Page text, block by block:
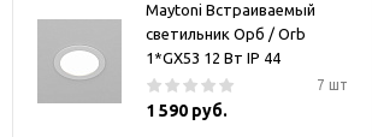
Maytoni Встраиваемый
светильник Орб / Orb
1*GX53 12 Вт IP 44
7 шт
1 590 руб.